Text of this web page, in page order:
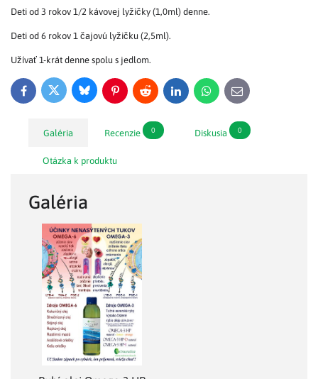
Deti od 3 rokov 1/2 kávovej lyžičky (1,0ml) denne.
Deti od 6 rokov 1 čajovú lyžičku (2,5ml).
Užívať 1-krát denne spolu s jedlom.
FacebookTwitter BlueskyPinterestReddit LinkedInWhatsApp
E-
mail
Galéria Recenzie 0 Diskusia 0
Otázka k produktu
Galéria